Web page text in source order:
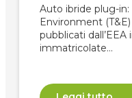
Auto ibride plug-in:
Environment
pubblicati
immatricolate…